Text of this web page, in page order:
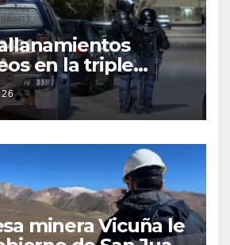
en la triple
Luján, Maipú y
minera Vicuña le